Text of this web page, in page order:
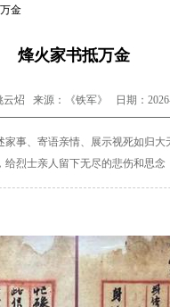
金
烽火家书抵万金
炤 来源：《铁军》 日期：
家事、寄语亲情、展示视死如归大
给烈士亲人留下无尽的悲伤和思念